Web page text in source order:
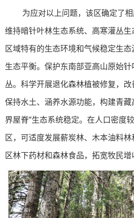
为应对以上问题，该区确定了相
维持暗针叶林生态系统、高寒灌丛
区域特有的生态环境和气候稳定生
生态平衡。保护东南部亚高山原始
丛。科学开展退化森林植被修复，
保持水土、涵养水源功能，构建青
界屋脊”生态系统稳定。在人口密度
区，可适度发展薪炭林、木本油料
区林下药材和森林食品，拓宽牧民增